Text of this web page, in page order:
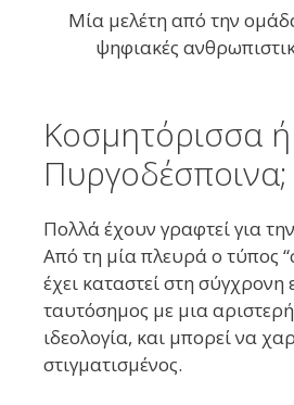
Μία μελέτη από την
ψηφιακές
Κοσμητόρισσα ή
Πυργοδέσποινα;
Πολλά έχουν γραφτεί για
Από τη μία πλευρά ο τύπος
έχει καταστεί στη
ταυτόσημος με μια αριστερή
ιδεολογία, και μπορεί να
στιγματισμένος.